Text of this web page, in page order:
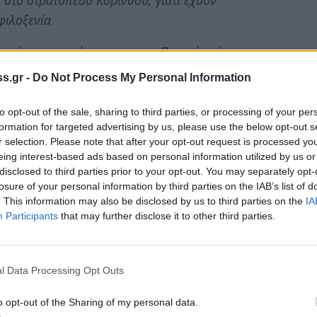
- Do Not Process My Personal Information
opt-out of the sale, sharing to third parties, or processing of your
for targeted advertising by us, please use the below opt-out
selection. Please note that after your opt-out request is processed
interest-based ads based on personal information utilized by us
to third parties prior to your opt-out. You may separately
of your personal information by third parties on the IAB’s list of
This information may also be disclosed by us to third parties on the
Participants that may further disclose it to other third parties.
Data Processing Opt Outs
opt-out of the Sharing of my personal data.
κοινωνιών μας και της Περιφέρειάς μας για
στήριξης στους μετανάστες / πρόσφυγες
Εθνική Πολιτική.
του Δήμου Κορινθίων,το οποίο έχει ως
έκτακτη συνεδρίασή του την 1η Σεπτεμβρίου
{(28)θετικοί ψήφοι έναντι (1)} στην
μεταναστών Κορίνθου σε ανοιχτού τύπου
οι οποίοι θα διαβιούν αναγκαστικά